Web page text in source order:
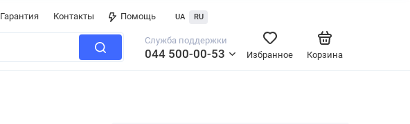
Гарантия Контакты Помощь UA RU
Служба поддержки
044 500-00-53 Корзина
Избранное